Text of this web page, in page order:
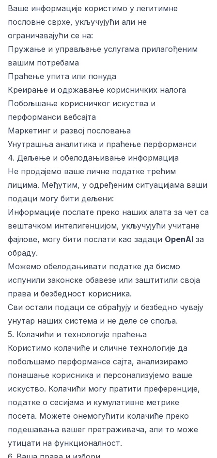
Ваше информације користимо у легитимне
пословне сврхе, укључујући али не
ограничавајући се на:
Пружање и управљање услугама прилагођеним
вашим потребама
Праћење упита или понуда
Креирање и одржавање корисничких налога
Побољшање корисничког искуства и
перформанси вебсајта
Маркетинг и развој пословања
Унутрашња аналитика и праћење перформанси
4. Дељење и обелодањивање информација
Не продајемо ваше личне податке трећим
лицима. Међутим, у одређеним ситуацијама ваши
подаци могу бити дељени:
Информације послате преко наших алата за чет са
вештачком интелигенцијом, укључујући учитане
фајлове, могу бити послати као задаци OpenAI за
обраду.
Можемо обелодањивати податке да бисмо
испунили законске обавезе или заштитили своја
права и безбедност корисника.
Сви остали подаци се обрађују и безбедно чувају
унутар наших система и не деле се споља.
5. Колачићи и технологије праћења
Користимо колачиће и сличне технологије да
побољшамо перформансе сајта, анализирамо
понашање корисника и персонализујемо ваше
искуство. Колачићи могу пратити преференције,
податке о сесијама и кумулативне метрике
посета. Можете онемогућити колачиће преко
подешавања вашег претраживача, али то може
утицати на функционалност.